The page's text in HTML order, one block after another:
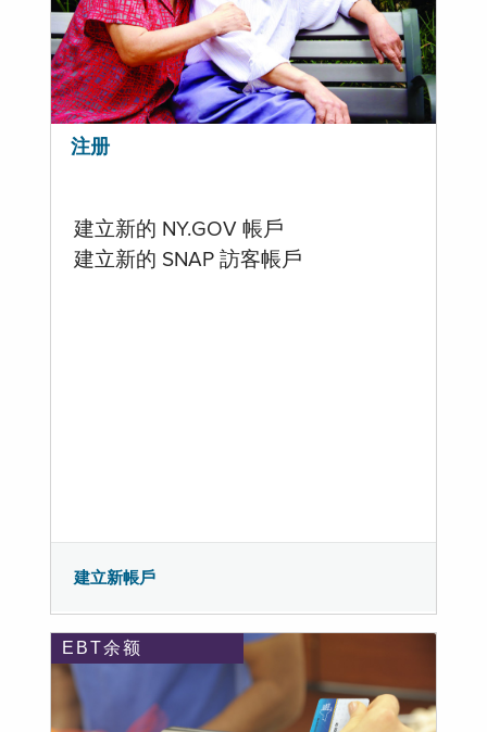
注册
建立新的 NY.GOV 帳戶
建立新的 SNAP 訪客帳戶
建立新帳戶
EBT余额